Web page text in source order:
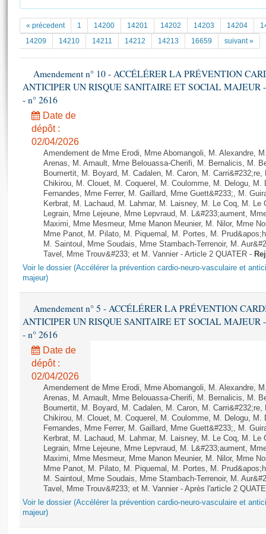
Documents parlementaires
Projets de loi
Propositions de loi
Amendements
Textes adoptés
Rapports d'information
Rapports d'enquête
Rapports législatifs
Rapports sur l'application des lois
Baromètre de l’application des lois
Dossiers législatifs
Budget et sécurité sociale
Questions écrites et orales
Comptes rendus des débats
Documents de référence
( Constitution | Règlement de l'Assemblée ... )
Histoire
Juniors
Anciennes législatures
Liens vers les sites publics
La Bibliothèque
Les archives
Contacts et plan d'accès
Photos libres de droit
« précedent 1 14200 14201 14202 14203 14204
14209
14210 14211 14212 14213 16659 suivant »
Amendement n° 10 - ACCÉLÉRER LA PRÉVENTION
ANTICIPER UN RISQUE SANITAIRE ET SOCIAL MAJEUR -
- n° 2616
Date de
dépôt :
02/04/2026
Amendement de Mme Erodi, Mme Abomangoli, M. Alexandre,
Arenas, M. Arnault, Mme Belouassa-Cherifi, M. Bernalicis, M.
Boumertit, M. Boyard, M. Cadalen, M. Caron, M.
Chikirou, M. Clouet, M. Coquerel, M. Coulomme, M. Delogu, M.
Fernandes, Mme Ferrer, M. Gaillard, Mme Guett&#233;, M.
Kerbrat, M. Lachaud, M. Lahmar, M. Laisney, M. Le Coq, M. Le
Legrain, Mme Lejeune, Mme Lepvraud, M. L&#233;aument,
Maximi, Mme Mesmeur, Mme Manon Meunier, M. Nilor, Mme
Mme Panot, M. Pilato, M. Piquemal, M. Portes, M.
M. Saintoul, Mme Soudais, Mme Stambach-Terrenoir, M.
Tavel, Mme Trouv&#233; et M. Vannier - Article 2 QUATER -
Voir le dossier (Accélérer la prévention cardio-neuro-vasculaire et
majeur)
Amendement n° 5 - ACCÉLÉRER LA PRÉVENTION
ANTICIPER UN RISQUE SANITAIRE ET SOCIAL MAJEUR -
- n° 2616
Date de
dépôt :
02/04/2026
Amendement de Mme Erodi, Mme Abomangoli, M. Alexandre,
Arenas, M. Arnault, Mme Belouassa-Cherifi, M. Bernalicis, M.
Boumertit, M. Boyard, M. Cadalen, M. Caron, M.
Chikirou, M. Clouet, M. Coquerel, M. Coulomme, M. Delogu, M.
Fernandes, Mme Ferrer, M. Gaillard, Mme Guett&#233;, M.
Kerbrat, M. Lachaud, M. Lahmar, M. Laisney, M. Le Coq, M. Le
Legrain, Mme Lejeune, Mme Lepvraud, M. L&#233;aument,
Maximi, Mme Mesmeur, Mme Manon Meunier, M. Nilor, Mme
Mme Panot, M. Pilato, M. Piquemal, M. Portes, M.
M. Saintoul, Mme Soudais, Mme Stambach-Terrenoir, M.
Tavel, Mme Trouv&#233; et M. Vannier - Après l'article 2
Voir le dossier (Accélérer la prévention cardio-neuro-vasculaire et
majeur)